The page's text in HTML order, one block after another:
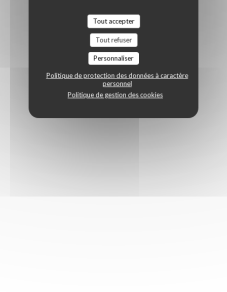
Tout accepter
Tout refuser
Personnaliser
Politique de protection des données à caractère
personnel
Politique de gestion des cookies